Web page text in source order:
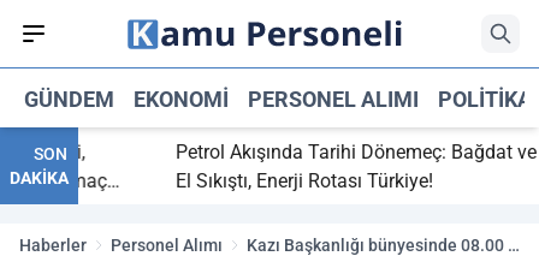
GÜNDEM EKONOMI PERSONEL ALIMI POLITIKA
SON
DAKİKA
bitti,
maç
Petrol Akışında Tarihi Dönemeç: Bağdat ve
El Sıkıştı, Enerji Rotası Türkiye!
Haberler Personel Alımı
Kazı Başkanlığı bünyesinde 08.00 –